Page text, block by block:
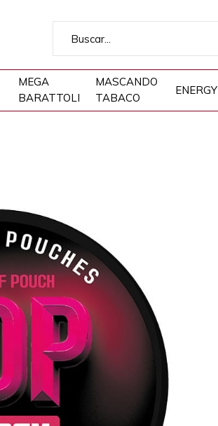
MEGA
BARATTOLI
MASCANDO
TABACO
ENERGY